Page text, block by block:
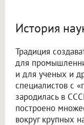
История
Традиция
для
и для ученых и
специалистов с
зародилась в
построено
вокруг крупных